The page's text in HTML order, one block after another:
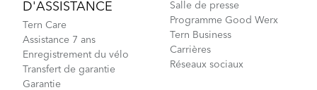
D'ASSISTANCE
Tern Care
Assistance 7 ans
Enregistrement du vélo
Transfert de garantie
Garantie
Salle de presse
Programme Good Werx
Tern Business
Carrières
Réseaux sociaux